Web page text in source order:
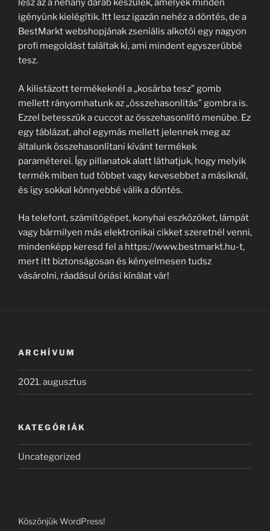
lesz az a néhány darab készülék, amelyek minden
igényünk kielégítik. Itt lesz igazán nehéz a döntés, de a
BestMarkt webshopjának zseniális alkotói egy nagyon
profi megoldást találtak ki, ami mindent egyszerűbbé
tesz.
A kilistázott termékeknél a „kosárba tesz” gomb
mellett rányomhatunk az „összehasonlítás” gombra is.
Ezzel betesszük a cuccot az összehasonlító menübe. Ez
egy táblázat, ahol egymás mellett jelennek meg az
általunk összehasonlítani kívánt termékek
paraméterei. Így pillanatok alatt láthatjuk, hogy melyik
termék miben tud többet vagy kevesebbet a másiknál,
és így sokkal könnyebbé válik a döntés.
Ha telefont, számítógépet, konyhai eszközöket, lámpát
vagy bármilyen más elektronikai cikket szeretnél venni,
mindenképp keresd fel a https://www.bestmarkt.hu-t,
mert itt biztonságosan és kényelmesen tudsz
vásárolni, ráadásul óriási kínálat vár!
ARCHÍVUM
2021. augusztus
KATEGÓRIÁK
Uncategorized
Köszönjük WordPress!